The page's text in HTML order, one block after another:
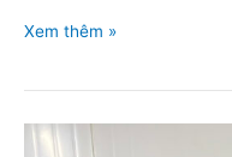
Xem thêm »